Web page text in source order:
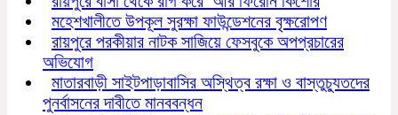
মহেশখালীতে উপকূল সুরক্ষা ফাউন্ডেশনের বৃক্ষরোপণ
রায়পুরে পরকীয়ার নাটক সাজিয়ে ফেসবুকে অপপ্রচারের
অভিযোগ
মাতারবাড়ী সাইটপাড়াবাসির অস্থিত্ব রক্ষা ও বাস্তুচ্যুতদের
পুনর্বাসনের দাবীতে মানববন্ধন